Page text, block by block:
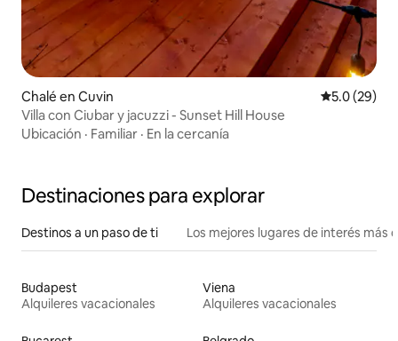
Chalé en Cuvin Calificación
5.0 (29)
Villa con Ciubar y jacuzzi - Sunset Hill House
Ubicación · Familiar · En la cercanía
Destinaciones para explorar
Destinos a un paso de ti Los mejores lugares de interés más
Budapest
Alquileres vacacionales
Viena
Alquileres vacacionales